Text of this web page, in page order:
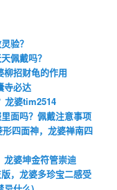
验？
佩戴吗？
柳招财龟的作用
寺必达
龙婆tim2514
面吗？佩戴注意事项
四面神，龙婆禅南四
龙婆坤金符管崇迪
，龙婆多珍宝二感受